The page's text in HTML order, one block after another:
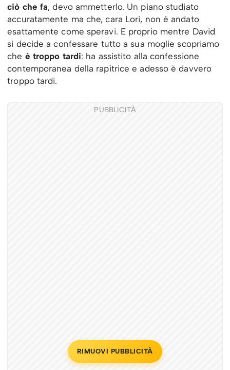
ciò che fa, devo ammetterlo. Un piano studiato
accuratamente ma che, cara Lori, non è andato
esattamente come speravi. E proprio mentre David
si decide a confessare tutto a sua moglie scopriamo
che è troppo tardi: ha assistito alla confessione
contemporanea della rapitrice e adesso è davvero
troppo tardi.
PUBBLICITÀ
RIMUOVI PUBBLICITÀ